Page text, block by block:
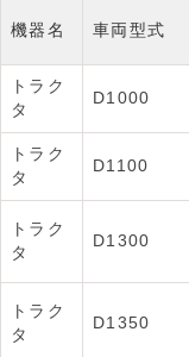
機器名 車両型式
トラク
タ
D1000
トラク
タ
D1100
トラク
タ
D1300
トラク
タ
D1350